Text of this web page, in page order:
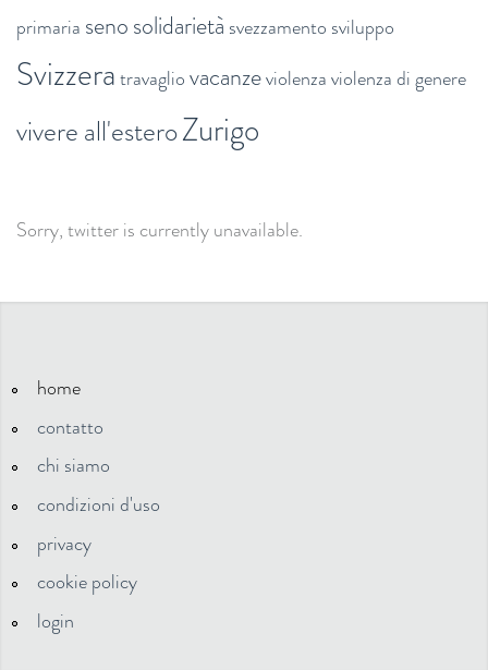
primaria senosolidarietà svezzamento sviluppo
Svizzeratravagliovacanzeviolenzaviolenza di genere
vivere all'esteroZurigo
Sorry, twitter is currently unavailable.
home
contatto
chi siamo
condizioni d'uso
privacy
cookie policy
login